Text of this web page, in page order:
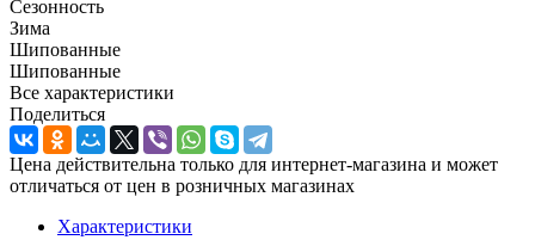
Сезонность
Зима
Шипованные
Шипованные
Все характеристики
Поделиться
Цена действительна только для интернет-магазина и может
отличаться от цен в розничных магазинах
Характеристики